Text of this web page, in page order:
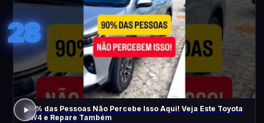
28
90% das Pessoas Não Percebe Isso Aqui! Veja Este Toyota
SW4 e Repare Também